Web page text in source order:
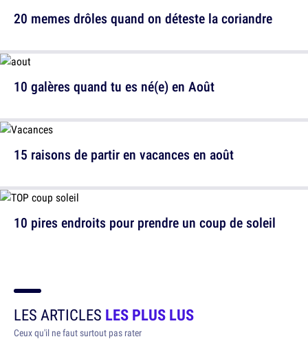
20 memes drôles quand on déteste la coriandre
15 raisons de partir en vacances en août
10 galères quand tu es né(e) en Août
10 pires endroits pour prendre un coup de soleil
LES ARTICLES LES PLUS LUS
Ceux qu'il ne faut surtout pas rater